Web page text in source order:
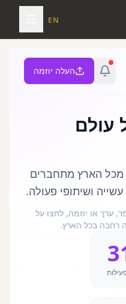
EN
העלה יוזמה
עולם
מכל הארץ מתחברים
ושיתופי פעולה.
ערך או יוזמה, לחצו על
רחבה בכל הארץ.